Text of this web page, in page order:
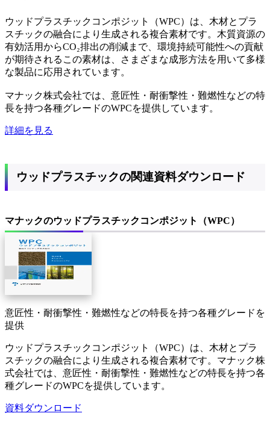
ウッドプラスチックコンポジット（WPC）は、木材とプラ
スチックの融合により生成される複合素材です。木質資源の
有効活用からCO₂排出の削減まで、環境持続可能性への貢献
が期待されるこの素材は、さまざまな成形方法を用いて多様
な製品に応用されています。
マナック株式会社では、意匠性・耐衝撃性・難燃性などの特
長を持つ各種グレードのWPCを提供しています。
詳細を見る
ウッドプラスチックの関連資料ダウンロード
マナックのウッドプラスチックコンポジット（WPC）
意匠性・耐衝撃性・難燃性などの特長を持つ各種グレードを
提供
ウッドプラスチックコンポジット（WPC）は、木材とプラ
スチックの融合により生成される複合素材です。マナック株
式会社では、意匠性・耐衝撃性・難燃性などの特長を持つ各
種グレードのWPCを提供しています。
資料ダウンロード